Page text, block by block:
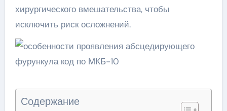
хирургического вмешательства, чтобы
исключить риск осложнений.
Содержание